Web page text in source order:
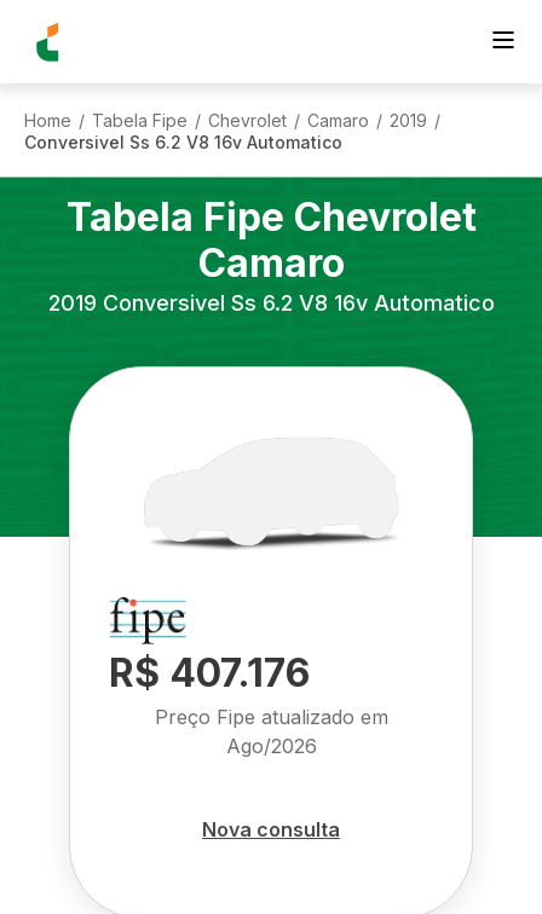
Home / Tabela Fipe / Chevrolet / Camaro / 2019 /
Conversivel Ss 6.2 V8 16v Automatico
Tabela Fipe Chevrolet
Camaro
2019 Conversivel Ss 6.2 V8 16v Automatico
R$ 407.176
Preço Fipe atualizado em
Ago/2026
Nova consulta